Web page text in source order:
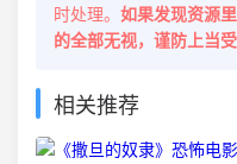
时处理。 如果发现资源
的全部无视，谨防上当受
相关推荐